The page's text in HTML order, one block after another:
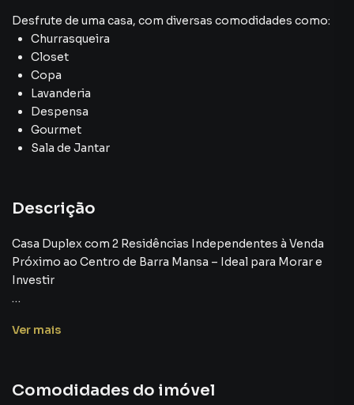
Desfrute de uma casa, com diversas comodidades como:
Churrasqueira
Closet
Copa
Lavanderia
Despensa
Gourmet
Sala de Jantar
Descrição
Casa Duplex com 2 Residências Independentes à Venda
Próximo ao Centro de Barra Mansa – Ideal para Morar e
Investir
Mansa, RJ, com dois pavimentos independentes, ideal
anúncio é para você.
Ver mais
Comodidades do imóvel